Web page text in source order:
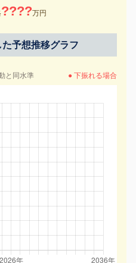
????万円
予想推移グラフ
と同水準 ● 下振れる場合